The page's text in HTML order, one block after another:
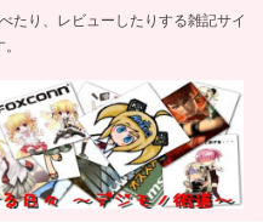
たり、レビューしたりする雑記サイ